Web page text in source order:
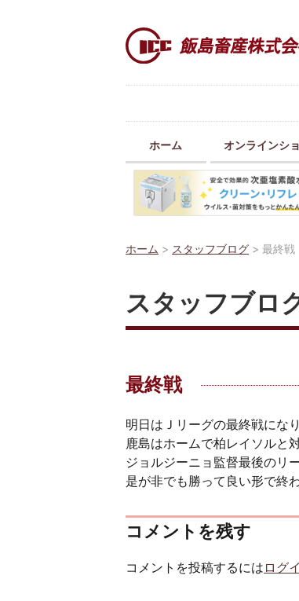
ホーム オンラインシ
ホーム > スタッフブログ > 最終戦
スタッフブロ
最終戦
明日はＪリーグの最終戦になり
鹿島はホームで柏レイソルと
ジョルジーニョ監督最後のリ
是が非でも勝って良い形で終
コメントを残す
コメントを投稿するには ログ